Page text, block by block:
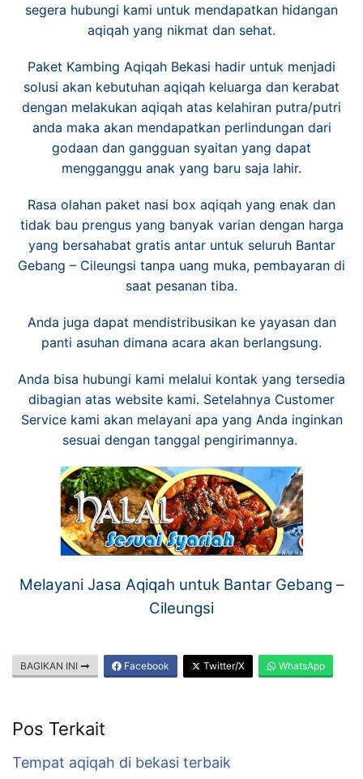
segera hubungi kami untuk mendapatkan hidangan
aqiqah yang nikmat dan sehat.
Paket Kambing Aqiqah Bekasi hadir untuk menjadi
solusi akan kebutuhan aqiqah keluarga dan kerabat
dengan melakukan aqiqah atas kelahiran putra/putri
anda maka akan mendapatkan perlindungan dari
godaan dan gangguan syaitan yang dapat
mengganggu anak yang baru saja lahir.
Rasa olahan paket nasi box aqiqah yang enak dan
tidak bau prengus yang banyak varian dengan harga
yang bersahabat gratis antar untuk seluruh Bantar
Gebang – Cileungsi tanpa uang muka, pembayaran di
saat pesanan tiba.
Anda juga dapat mendistribusikan ke yayasan dan
panti asuhan dimana acara akan berlangsung.
Anda bisa hubungi kami melalui kontak yang tersedia
dibagian atas website kami. Setelahnya Customer
Service kami akan melayani apa yang Anda inginkan
sesuai dengan tanggal pengirimannya.
Melayani Jasa Aqiqah untuk Bantar Gebang –
Cileungsi
BAGIKAN INI Facebook Twitter/X WhatsApp
Pos Terkait
Tempat aqiqah di bekasi terbaik